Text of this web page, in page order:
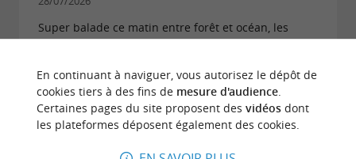
Super balade ce matin entre forêt et océan, les
chevaux sont top, super galopade sur la plage, rêve
LIRE TOUS LES AVIS
ECRIRE UN AVIS
© Google 2026
En continuant à naviguer, vous autorisez le dépôt de
cookies tiers à des fins de mesure d'audience.
Certaines pages du site proposent des vidéosdont
les plateformes déposent également des cookies.